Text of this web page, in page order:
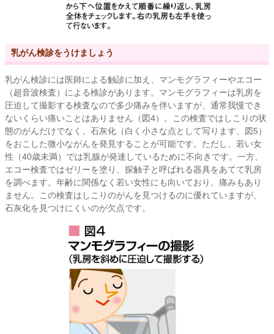
乳がん検診をうけましょう
乳がん検診には医師による触診に加え、マンモグラフィーやエコー
（超音波検査）による検診があります。マンモグラフィーは乳房を
圧迫して撮影する検査なので多少痛みを伴いますが、通常我慢でき
ないくらい痛いことはありません（図4）。この検査ではしこりの状
態のがんだけでなく、石灰化（白く小さな点として写ります、図5）
をおこした微小ながんを発見することが可能です。ただし、若い女
性（40歳未満）では乳腺が発達しているために不向きです。一方、
エコー検査ではゼリーを塗り、探触子と呼ばれる器具をあてて乳房
を調べます。年齢に関係なく若い女性にも向いており、痛みもあり
ません。この検査はしこりのがんを見つけるのに優れていますが、
石灰化を見つけにくいのが欠点です。